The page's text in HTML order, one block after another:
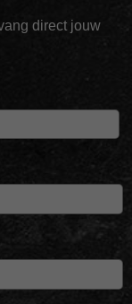
direct jouw